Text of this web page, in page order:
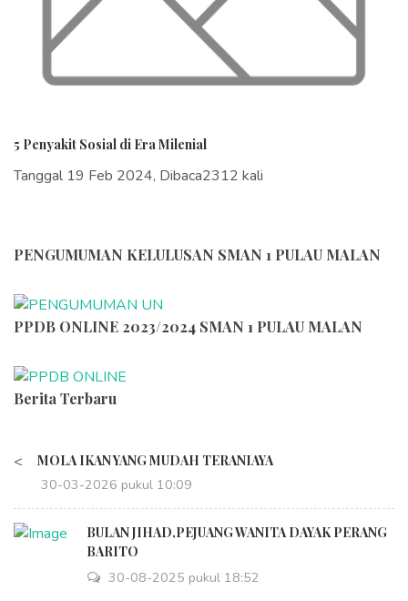
PENGUMUMAN KELULUSAN SMAN 1 PULAU MALAN
PPDB ONLINE 2023/2024 SMAN 1 PULAU MALAN
Berita Terbaru
< MOLA IKAN YANG MUDAH TERANIAYA
30-03-2026 pukul 10:09
BULAN JIHAD,PEJUANG WANITA DAYAK PERANG
BARITO
30-08-2025 pukul 18:52
5 Penyakit Sosial di Era Milenial
Tanggal 19 Feb 2024, Dibaca2312 kali